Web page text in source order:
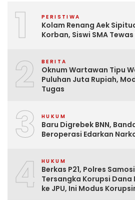
1 PERISTIWA
Kolam Renang Aek
Korban, Siswi SMA
2 BERITA
Oknum Wartawan Tipu
Puluhan Juta Rupiah,
Tugas
3 HUKUM
Baru Digrebek BNN,
Beroperasi Edarkan
4 HUKUM
Berkas P21, Polres
Tersangka Korupsi Dana
ke JPU, Ini Modus